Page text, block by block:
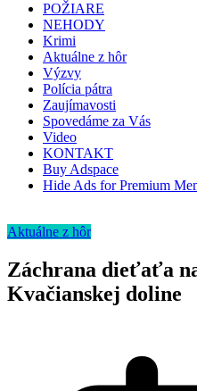
POŽIARE
NEHODY
Krimi
Aktuálne z hôr
Výzvy
Polícia pátra
Zaujímavosti
Spovedáme za Vás
Video
KONTAKT
Buy Adspace
Hide Ads for Premium
Aktuálne z hôr
Záchrana dieťaťa
Kvačianskej doline